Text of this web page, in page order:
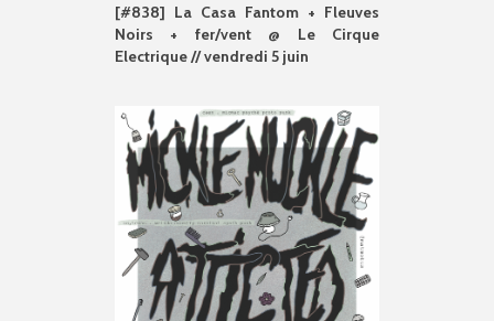
[#838] La Casa Fantom + Fleuves
Noirs + fer/vent @ Le Cirque
Electrique // vendredi 5 juin